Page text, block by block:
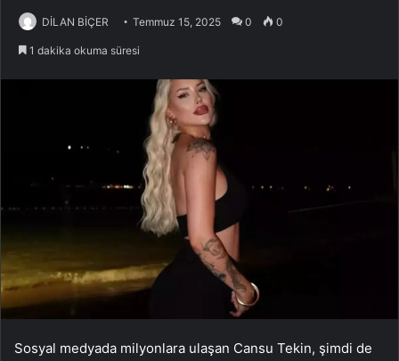
DİLAN BİÇER Temmuz 15, 2025 0 0
1 dakika okuma süresi
Sosyal medyada milyonlara ulaşan Cansu Tekin, şimdi de